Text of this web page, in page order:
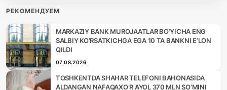
РЕКОМЕНДУЕМ
MARKAZIY BANK MUROJAATLAR BO‘YICHA ENG
SALBIY KO‘RSATKICHGA EGA 10 TA BANKNI E’LON
QILDI
07.08.2026
TOSHKENTDA SHAHAR TELEFONI BAHONASIDA
ALDANGAN NAFAQAXO‘R AYOL 370 MLN SO‘MINI